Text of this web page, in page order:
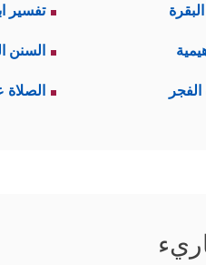
تفسير
السنن
الصلاة